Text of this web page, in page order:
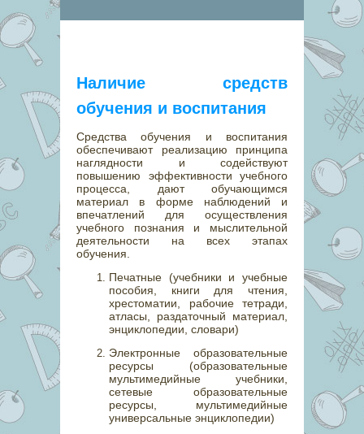
Наличие средств
обучения и воспитания
Средства обучения и воспитания
обеспечивают реализацию принципа
наглядности и содействуют
повышению эффективности учебного
процесса, дают обучающимся
материал в форме наблюдений и
впечатлений для осуществления
учебного познания и мыслительной
деятельности на всех этапах
обучения.
Печатные (учебники и учебные
пособия, книги для чтения,
хрестоматии, рабочие тетради,
атласы, раздаточный материал,
энциклопедии, словари)
Электронные образовательные
ресурсы (образовательные
мультимедийные учебники,
сетевые образовательные
ресурсы, мультимедийные
универсальные энциклопедии)